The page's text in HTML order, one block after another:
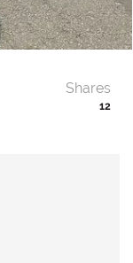
12
Shares